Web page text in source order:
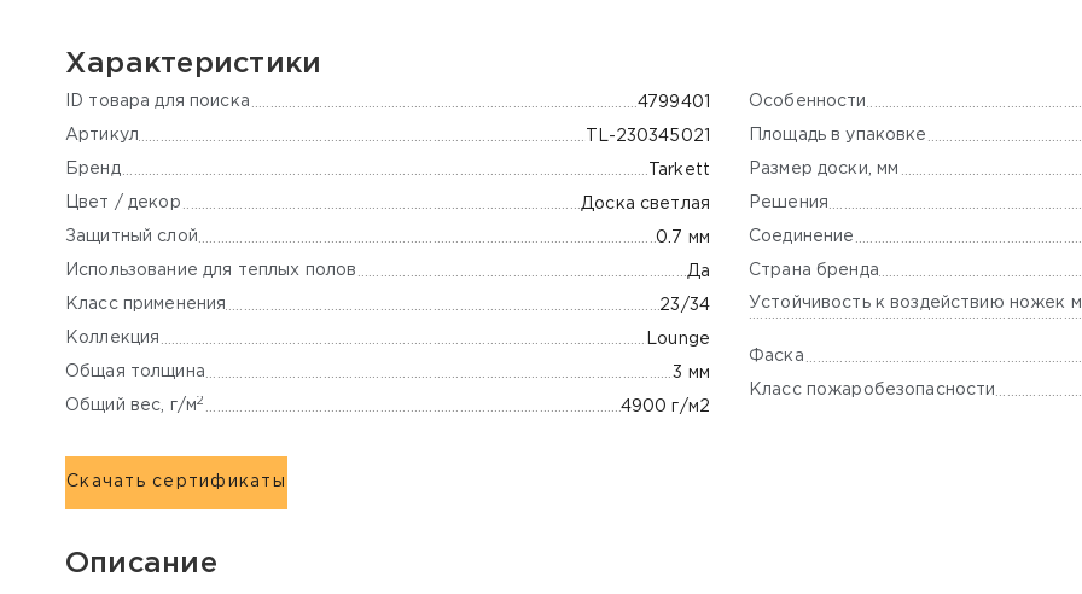
Характеристики
ID товара для поиска 4799401
Артикул TL-230345021
Бренд Tarkett
Цвет / декор Доска светлая
Защитный слой 0.7 мм
Использование для теплых полов Да
Класс применения 23/34
Коллекция Lounge
Общая толщина 3 мм
Общий вес, г/м2 4900 г/м2
Особенности
Площадь в упаковке
Размер доски, мм
Решения
Соединение
Страна бренда
Устойчивость к воздействию ножек
Фаска
Класс пожаробезопасности
Скачать сертификаты
Описание